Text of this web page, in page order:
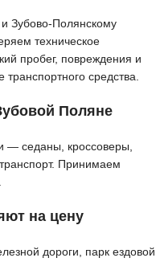
Зубово-Полянскому
техническое
пробег, повреждения и
средства.
Поляне
— седаны, кроссоверы,
Принимаем
на цену
дороги, парк ездовой